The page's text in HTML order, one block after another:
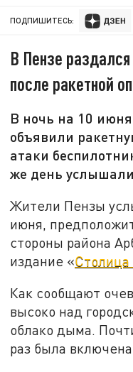
ПОДПИШИТЕСЬ:
В Пензе
после ракетной
В ночь на 10
объявили
атаки
же день
Жители Пензы
июня,
стороны района
издание «Столица
Как сообщают
высоко над
облако дыма.
раз была